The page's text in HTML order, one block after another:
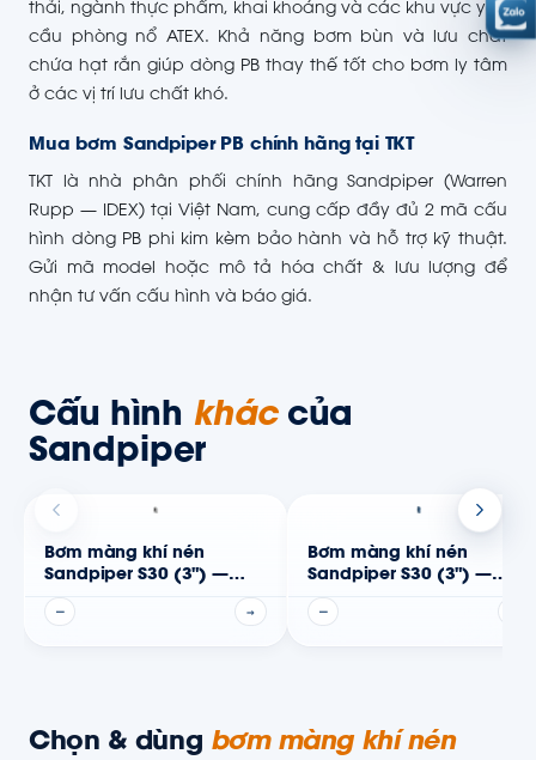
thải, ngành thực phẩm, khai khoáng và các khu vực yêu
cầu phòng nổ ATEX. Khả năng bơm bùn và lưu chất
chứa hạt rắn giúp dòng PB thay thế tốt cho bơm ly tâm
ở các vị trí lưu chất khó.
Mua bơm Sandpiper PB chính hãng tại TKT
TKT là nhà phân phối chính hãng Sandpiper (Warren
Rupp — IDEX) tại Việt Nam, cung cấp đầy đủ 2 mã cấu
hình dòng PB phi kim kèm bảo hành và hỗ trợ kỹ thuật.
Gửi mã model hoặc mô tả hóa chất & lưu lượng để
nhận tư vấn cấu hình và báo giá.
Cấu hình kháccủa
Sandpiper
Bơm màng khí nén
Sandpiper S30 (3") —
Thân phi kim
—
→
Bơm màng khí nén
Sandpiper S30 (3") —
Thân kim loại
—
Chọn & dùng bơm màng khí nén